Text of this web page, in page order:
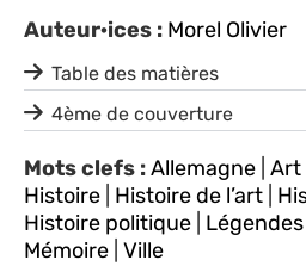
Auteur·ices : Morel Olivier
Table des matières
4ème de couverture
Mots clefs :Allemagne Art
Histoire Histoire de l’art
Histoire politique Légendes
Mémoire Ville